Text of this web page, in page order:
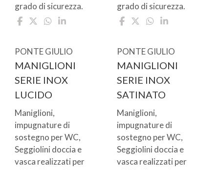
grado di sicurezza.
grado di sicurezza.
PONTE GIULIO
MANIGLIONI
SERIE INOX
LUCIDO
Maniglioni,
impugnature di
sostegno per WC,
Seggiolini doccia e
vasca realizzati per
PONTE GIULIO
MANIGLIONI
SERIE INOX
SATINATO
Maniglioni,
impugnature di
sostegno per WC,
Seggiolini doccia e
vasca realizzati per